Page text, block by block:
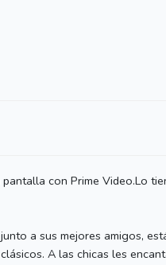
con Prime Video.Lo
a sus mejores amigos,
A las chicas les